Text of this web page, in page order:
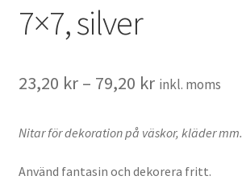
Knappar
Sybehör
7×7, silver
23,20 kr– 79,20 kr inkl. moms
Nitar för dekoration på väskor, kläder mm.
Använd fantasin och dekorera fritt.